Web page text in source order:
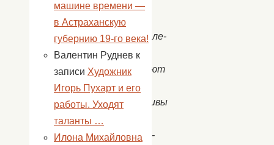
В
фестивале-
конкурсе
принимают
участие
коллективы
солисты-
машине времени —
в Астраханскую
губернию 19-го века!
Валентин Руднев к
записи Художник
Игорь Пухарт и его
работы. Уходят
таланты …
Илона Михайловна